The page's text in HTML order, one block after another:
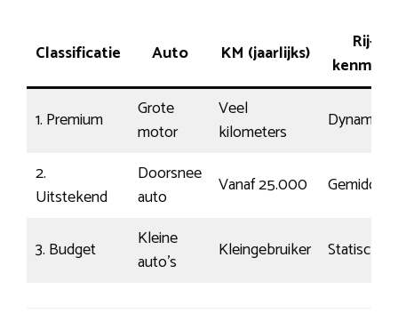
Classificatie Auto KM (jaarlijks)
Rij-
kenmerk
1. Premium
Grote
motor
Veel
kilometers
Dynamisch
2.
Uitstekend
Doorsnee
auto
Vanaf 25.000 Gemiddeld
3. Budget
Kleine
auto’s
Kleingebruiker Statisch